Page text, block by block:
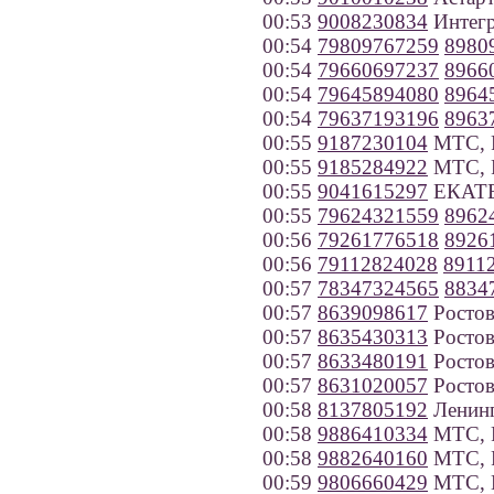
00:53 9008230834
00:54 79809767259
00:54 79660697237
00:54 79645894080
00:54 79637193196
00:55 9187230104 МТС,
00:55 9185284922 МТС,
00:55 9041615297
00:55 79624321559
00:56 79261776518
00:56 79112824028
00:57 78347324565
00:57 8639098617
00:57 8635430313
00:57 8633480191
00:57 8631020057
00:58 8137805192
00:58 9886410334 МТС,
00:58 9882640160 МТС,
00:59 9806660429 МТС,